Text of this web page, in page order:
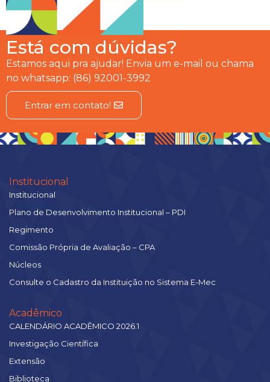
Está com dúvidas?
Estamos aqui pra ajudar! Envia um e-mail ou chama
no whatsapp: (86) 92001-3992
Entrar em contato!
Institucional
Institucional
Plano de Desenvolvimento Institucional – PDI
Regimento
Comissão Própria de Avaliação – CPA
Núcleos
Consulte o Cadastro da Instituição no Sistema E-Mec
Acadêmico
CALENDÁRIO ACADÊMICO 2026.1
Investigação Científica
Extensão
Biblioteca